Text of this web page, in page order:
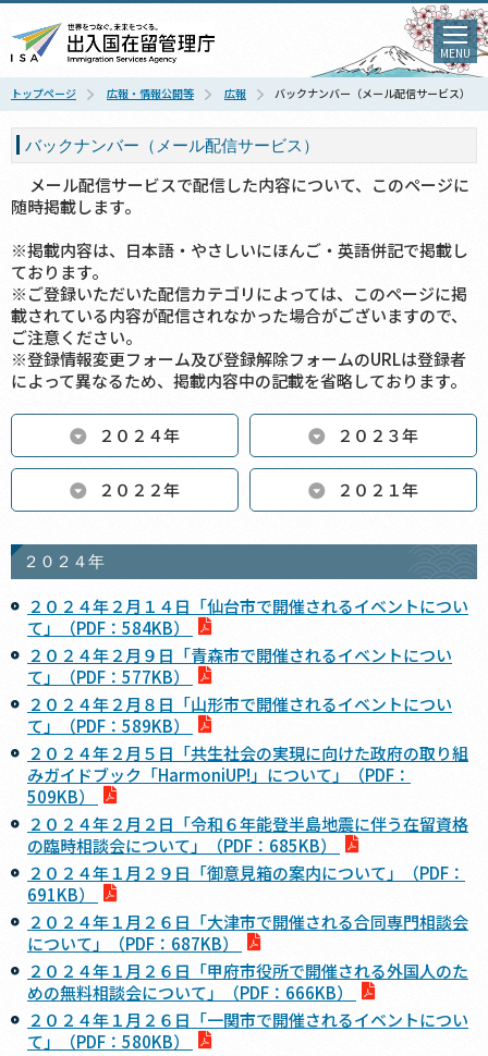
MENU
トップページ 広報・情報公開等 広報 バックナンバー（メール配信サービス）
バックナンバー（メール配信サービス）
メール配信サービスで配信した内容について、このページに
随時掲載します。
※掲載内容は、日本語・やさしいにほんご・英語併記で掲載し
ております。
※ご登録いただいた配信カテゴリによっては、このページに掲
載されている内容が配信されなかった場合がございますので、
ご注意ください。
※登録情報変更フォーム及び登録解除フォームのURLは登録者
によって異なるため、掲載内容中の記載を省略しております。
２０２４年 ２０２３年
２０２２年 ２０２１年
２０２４年
２０２４年２月１４日「仙台市で開催されるイベントについ
て」（PDF：584KB）
２０２４年２月９日「青森市で開催されるイベントについ
て」（PDF：577KB）
２０２４年２月８日「山形市で開催されるイベントについ
て」（PDF：589KB）
２０２４年２月５日「共生社会の実現に向けた政府の取り組
みガイドブック「HarmoniUP!」について」（PDF：
509KB）
２０２４年２月２日「令和６年能登半島地震に伴う在留資格
の臨時相談会について」（PDF：685KB）
２０２４年１月２９日「御意見箱の案内について」（PDF：
691KB）
２０２４年１月２６日「大津市で開催される合同専門相談会
について」（PDF：687KB）
２０２４年１月２６日「甲府市役所で開催される外国人のた
めの無料相談会について」（PDF：666KB）
２０２４年１月２６日「一関市で開催されるイベントについ
て」（PDF：580KB）